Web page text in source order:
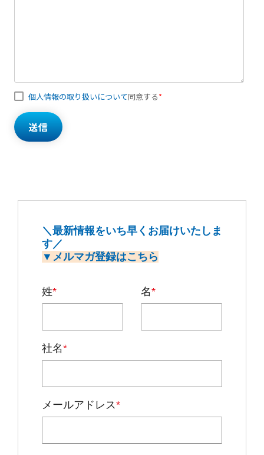
個人情報の取り扱いについて同意する*
＼最新情報をいち早くお届けいたしま
す／
▼メルマガ登録はこちら
姓* 名*
社名*
メールアドレス*